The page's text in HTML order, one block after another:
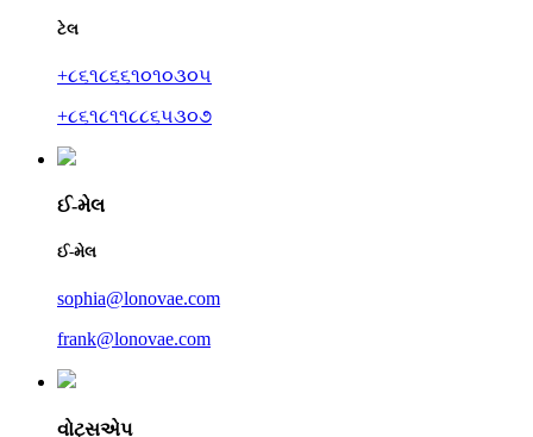
ટેલ
+૮૬૧૮૬૬૧૦૧૦૩૦૫
+૮૬૧૮૧૧૮૮૬૫૩૦૭
ઈ-મેલ
ઈ-મેલ
sophia@lonovae.com
frank@lonovae.com
વોટ્સએપ